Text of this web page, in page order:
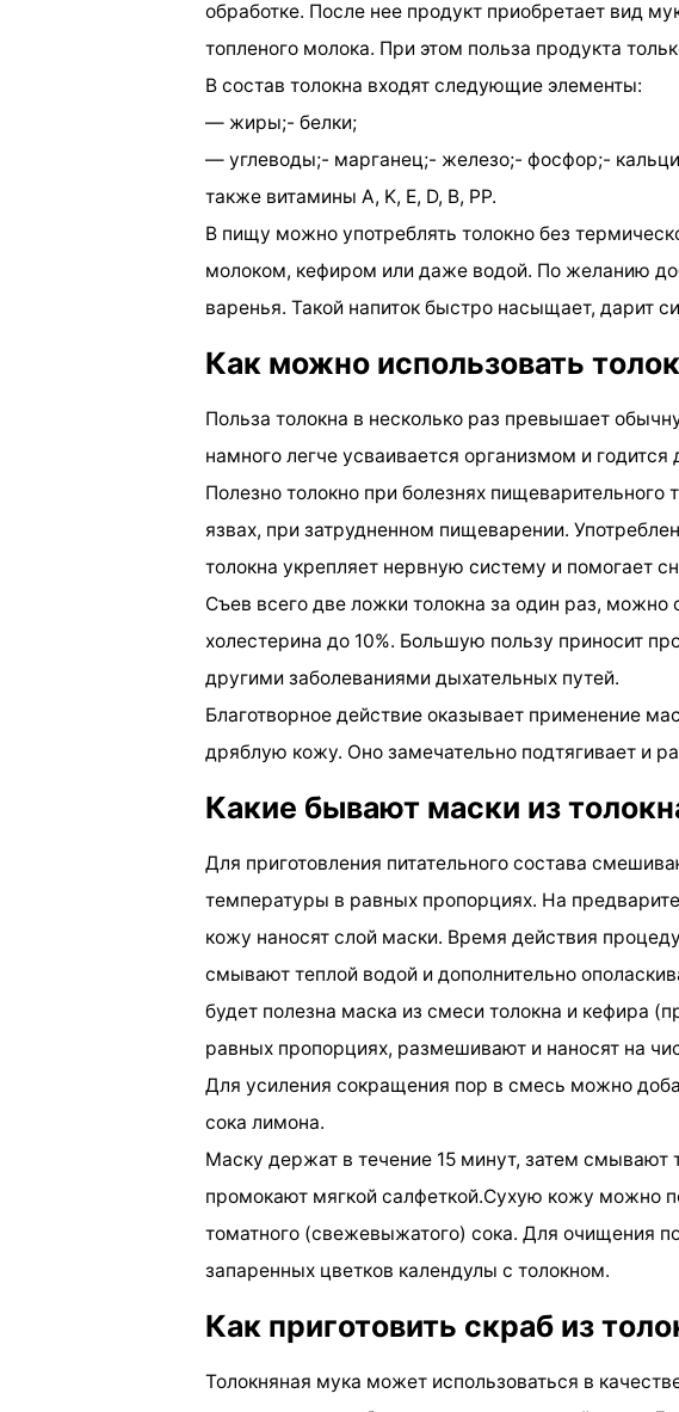
обработке. После нее продукт приобретает вид
топленого молока. При этом польза продукта
В состав толокна входят следующие элементы:
— жиры;- белки;
— углеводы;- марганец;- железо;- фосфор;-
также витамины A, K, E, D, B, PP.
В пищу можно употреблять толокно без
молоком, кефиром или даже водой. По желанию
варенья. Такой напиток быстро насыщает, дарит
Как можно использовать
Польза толокна в несколько раз превышает
намного легче усваивается организмом и
Полезно толокно при болезнях пищеварительного
язвах, при затрудненном пищеварении.
толокна укрепляет нервную систему и помогает
Съев всего две ложки толокна за один раз, можно
холестерина до 10%. Большую пользу приносит
другими заболеваниями дыхательных путей.
Благотворное действие оказывает применение
дряблую кожу. Оно замечательно подтягивает и
Какие бывают маски из
Для приготовления питательного состава
температуры в равных пропорциях. На
кожу наносят слой маски. Время действия
смывают теплой водой и дополнительно
будет полезна маска из смеси толокна и кефира
равных пропорциях, размешивают и наносят на
Для усиления сокращения пор в смесь можно
сока лимона.
Маску держат в течение 15 минут, затем смывают
промокают мягкой салфеткой.Сухую кожу можно
томатного (свежевыжатого) сока. Для очищения
запаренных цветков календулы с толокном.
Как приготовить скраб из
Толокняная мука может использоваться в